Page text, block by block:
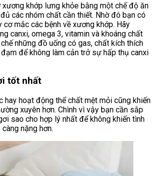
xương khớp lưng khỏe bằng một chế độ ăn
các nhóm chất cần thiết. Nhờ đó bạn có
cơ mắc các bệnh về xương khớp. Hãy
canxi, omega 3, vitamin và khoáng chất
những đồ uống có gas, chất kích thích
để không làm cản trở sự hấp thụ canxi
tốt nhất
hay hoạt động thể chất mệt mỏi cũng khiến
xuyên hơn. Chình vì vậy bạn cần sắp
sao cho hợp lý nhất để không khiến tình
nặng hơn.